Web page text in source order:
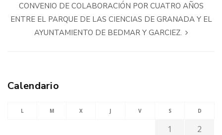
CONVENIO DE COLABORACIÓN POR CUATRO AÑOS
ENTRE EL PARQUE DE LAS CIENCIAS DE GRANADA Y EL
AYUNTAMIENTO DE BEDMAR Y GARCIEZ.
Calendario
L M X J V S D
1
2